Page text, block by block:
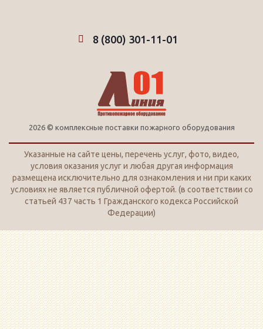
8 (800) 301-11-01
2026 © комплексные поставки пожарного оборудования
Указанные на сайте цены, перечень услуг, фото, видео,
условия оказания услуг и любая другая информация
размещена исключительно для ознакомления и ни при каких
условиях не является публичной офертой. (в соответствии со
статьей 437 часть 1 Гражданского кодекса Российской
Федерации)